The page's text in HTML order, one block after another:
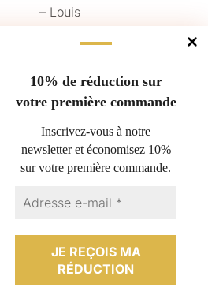
nous utilisons des technologies
et/ou accéder aux informations des
comportement de navigation ou les ID
ACCEPTER
10% de réduction sur
votre première commande
Inscrivez-vous à notre
newsletter et économisez 10%
sur votre première commande.
– Louis
de vente